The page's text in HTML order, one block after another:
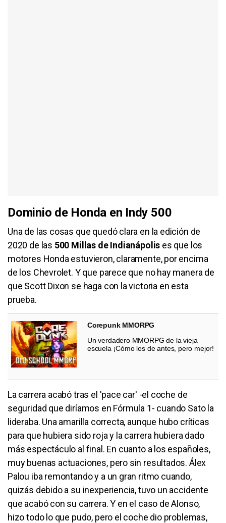
Dominio de Honda en Indy 500
Una de las cosas que quedó clara en la edición de
2020 de las 500 Millas de Indianápolis es que los
motores Honda estuvieron, claramente, por encima
de los Chevrolet. Y que parece que no hay manera de
que Scott Dixon se haga con la victoria en esta
prueba.
Corepunk MMORPG
Un verdadero MMORPG de la vieja
escuela ¡Cómo los de antes, pero mejor!
La carrera acabó tras el 'pace car' -el coche de
seguridad que diríamos en Fórmula 1- cuando Sato la
lideraba. Una amarilla correcta, aunque hubo críticas
para que hubiera sido roja y la carrera hubiera dado
más espectáculo al final. En cuanto a los españoles,
muy buenas actuaciones, pero sin resultados. Álex
Palou iba remontando y a un gran ritmo cuando,
quizás debido a su inexperiencia, tuvo un accidente
que acabó con su carrera. Y en el caso de Alonso,
hizo todo lo que pudo, pero el coche dio problemas,